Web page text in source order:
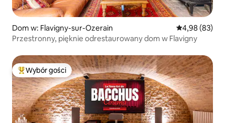
Dom w: Flavigny-sur-Ozerain Średnia
4,98 (83)
Przestronny, pięknie odrestaurowany dom w Flavigny
Najpopularniejsze z kategorii Wybór gości
Wybór gości